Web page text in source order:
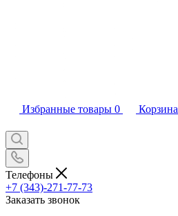
Избранные товары 0 Корзина
Телефоны
+7 (343)-271-77-73
Заказать звонок